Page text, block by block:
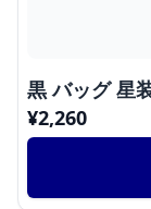
黒 バッグ 星
¥2,260